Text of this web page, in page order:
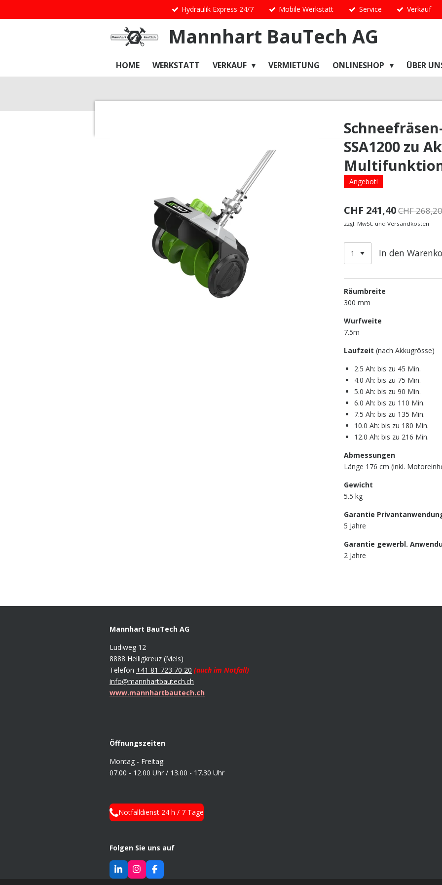
Hauptinhalt
Hydraulik Express 24/7 Mobile Werkstatt Service Verkauf
Mannhart BauTech AG
HOME WERKSTATT VERKAUF VERMIETUNG ONLINESHOP ÜBER
SSA1200 zu
Angebot!
CHF 241,40CHF 268,20
zzgl. MwSt. und Versandkosten
In den
Räumbreite
300 mm
Wurfweite
7.5m
Laufzeit (nach Akkugrösse)
2.5 Ah: bis zu 45 Min.
4.0 Ah: bis zu 75 Min.
5.0 Ah: bis zu 90 Min.
6.0 Ah: bis zu 110 Min.
7.5 Ah: bis zu 135 Min.
10.0 Ah: bis zu 180 Min.
12.0 Ah: bis zu 216 Min.
Abmessungen
Länge 176 cm (inkl.
Gewicht
5.5 kg
Garantie
5 Jahre
Garantie gewerbl.
2 Jahre
Mannhart BauTech AG
Ludiweg 12
8888 Heiligkreuz (Mels)
Telefon +41 81 723 70 20 (auch im Notfall)
info@mannhartbautech.ch
www.mannhartbautech.ch
Öffnungszeiten
Montag - Freitag:
07.00 - 12.00 Uhr / 13.00 - 17.30 Uhr
Notfalldienst 24 h / 7 Tage
Folgen Sie uns auf
L
i
I
n
F
a